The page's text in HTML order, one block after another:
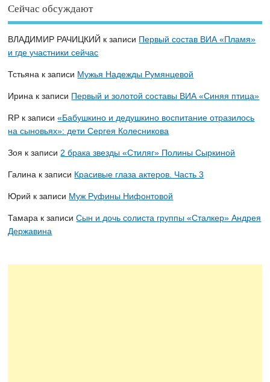
Сейчас обсуждают
ВЛАДИМИР РАЧИЦКИЙ к записи Первый состав ВИА «Пламя»
и где участники сейчас
Тстьяна к записи Мужья Надежды Румянцевой
Ирина к записи Первый и золотой составы ВИА «Синяя птица»
RP к записи«Бабушкино и дедушкино воспитание отразилось
на сыновьях»: дети Сергея Колесникова
Зоя к записи2 брака звезды «Стиляг» Полины Сыркиной
Галина к записи Красивые глаза актеров. Часть 3
Юрий к записи Муж Руфины Нифонтовой
Тамара к записиСын и дочь солиста группы «Сталкер» Андрея
Державина